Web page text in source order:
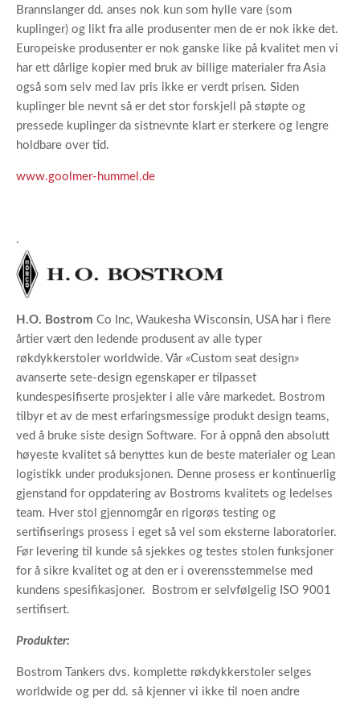
Brannslanger dd. anses nok kun som hylle vare (som
kuplinger) og likt fra alle produsenter men de er nok ikke det.
Europeiske produsenter er nok ganske like på kvalitet men vi
har ett dårlige kopier med bruk av billige materialer fra Asia
også som selv med lav pris ikke er verdt prisen. Siden
kuplinger ble nevnt så er det stor forskjell på støpte og
pressede kuplinger da sistnevnte klart er sterkere og lengre
holdbare over tid.
www.goolmer-hummel.de
.
H.O. Bostrom Co Inc, Waukesha Wisconsin, USA har i flere
årtier vært den ledende produsent av alle typer
røkdykkerstoler worldwide. Vår «Custom seat design»
avanserte sete-design egenskaper er tilpasset
kundespesifiserte prosjekter i alle våre markedet. Bostrom
tilbyr et av de mest erfaringsmessige produkt design teams,
ved å bruke siste design Software. For å oppnå den absolutt
høyeste kvalitet så benyttes kun de beste materialer og Lean
logistikk under produksjonen. Denne prosess er kontinuerlig
gjenstand for oppdatering av Bostroms kvalitets og ledelses
team. Hver stol gjennomgår en rigorøs testing og
sertifiserings prosess i eget så vel som eksterne laboratorier.
Før levering til kunde så sjekkes og testes stolen funksjoner
for å sikre kvalitet og at den er i overensstemmelse med
kundens spesifikasjoner. Bostrom er selvfølgelig ISO 9001
sertifisert.
Produkter:
Bostrom Tankers dvs. komplette røkdykkerstoler selges
worldwide og per dd. så kjenner vi ikke til noen andre